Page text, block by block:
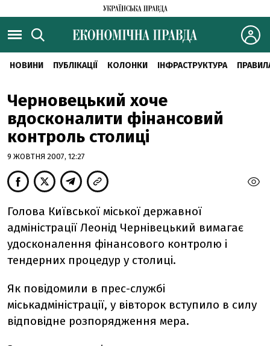
НОВИНИ ПУБЛІКАЦІЇ КОЛОНКИ ІНФРАСТРУКТУРА
Черновецький хоче
вдосконалити фінансовий
контроль столиці
9 ЖОВТНЯ 2007, 12:27
Голова Київської міської державної
адміністрації Леонід Чернівецький вимагає
удосконалення фінансового контролю і
тендерних процедур у столиці.
Як повідомили в прес-службі
міськадміністрації, у вівторок вступило в силу
відповідне розпорядження мера.